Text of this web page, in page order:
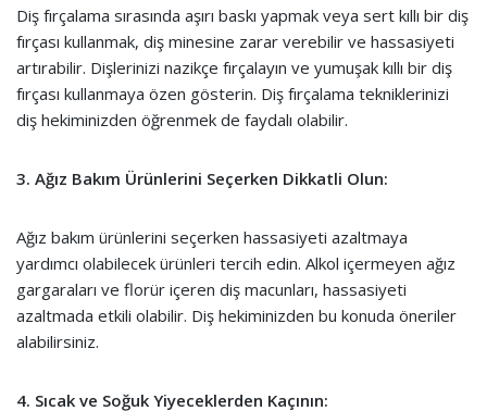
Diş fırçalama sırasında aşırı baskı yapmak veya sert kıllı bir diş
fırçası kullanmak, diş minesine zarar verebilir ve hassasiyeti
artırabilir. Dişlerinizi nazikçe fırçalayın ve yumuşak kıllı bir diş
fırçası kullanmaya özen gösterin. Diş fırçalama tekniklerinizi
diş hekiminizden öğrenmek de faydalı olabilir.
3. Ağız Bakım Ürünlerini Seçerken Dikkatli Olun:
Ağız bakım ürünlerini seçerken hassasiyeti azaltmaya
yardımcı olabilecek ürünleri tercih edin. Alkol içermeyen ağız
gargaraları ve florür içeren diş macunları, hassasiyeti
azaltmada etkili olabilir. Diş hekiminizden bu konuda öneriler
alabilirsiniz.
4. Sıcak ve Soğuk Yiyeceklerden Kaçının: